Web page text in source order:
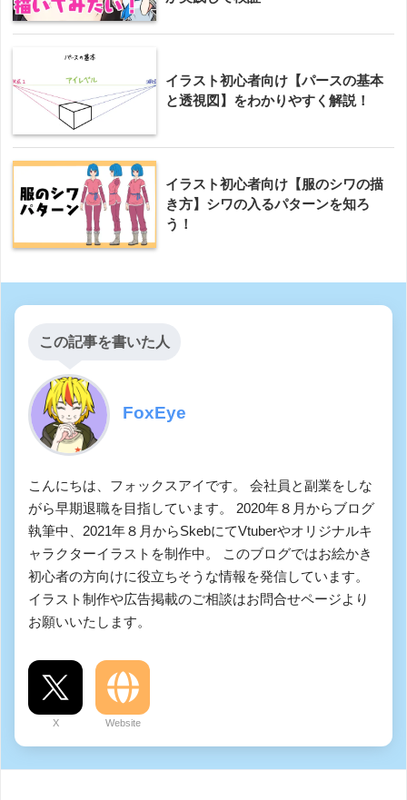
イラスト初心者向け【パースの基本
と透視図】をわかりやすく解説！
イラスト初心者向け【服のシワの描
き方】シワの入るパターンを知ろ
う！
この記事を書いた人
FoxEye
こんにちは、フォックスアイです。 会社員と副業をしな
がら早期退職を目指しています。 2020年８月からブログ
執筆中、2021年８月からSkebにてVtuberやオリジナルキ
ャラクターイラストを制作中。 このブログではお絵かき
初心者の方向けに役立ちそうな情報を発信しています。
イラスト制作や広告掲載のご相談はお問合せページより
お願いいたします。
X Website